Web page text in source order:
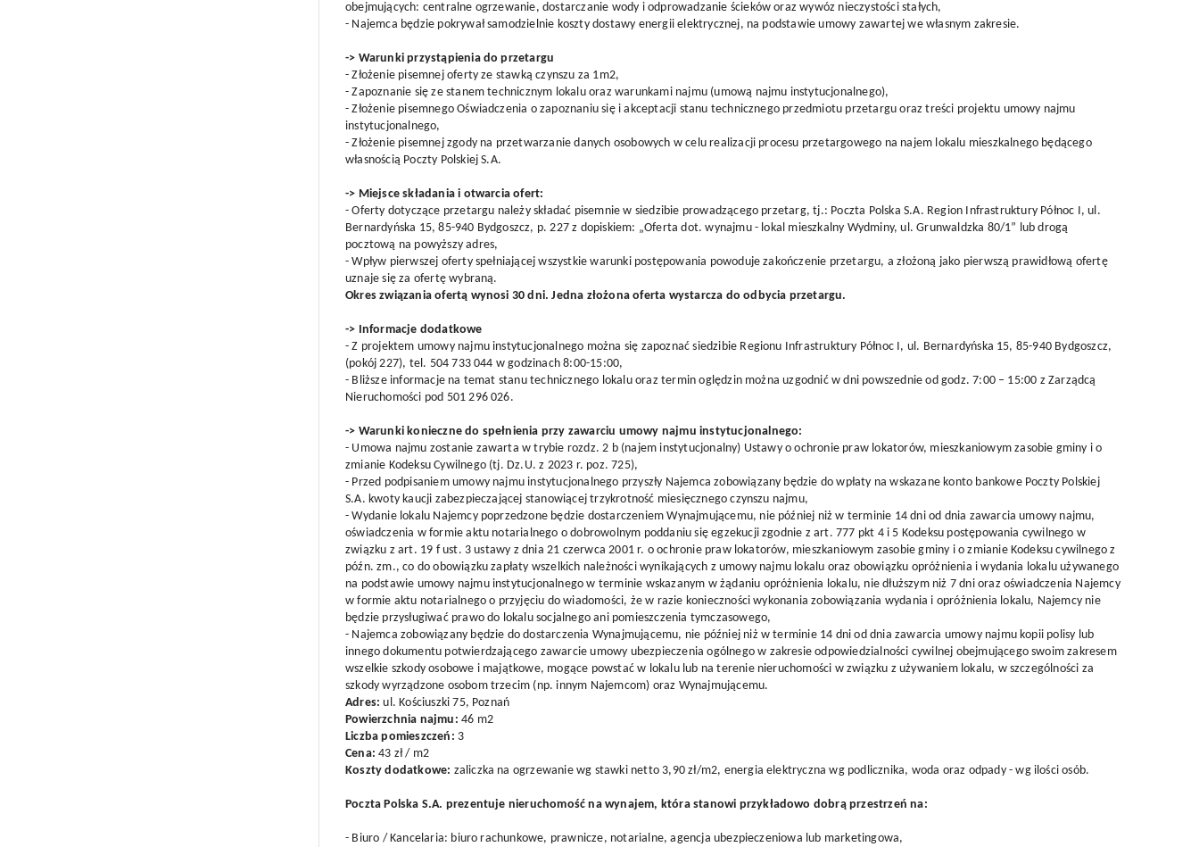
obejmujących: centralne ogrzewanie, dostarczanie wody i odprowadzanie ścieków oraz wywóz nieczystości stałych,
- Najemca będzie pokrywał samodzielnie koszty dostawy energii elektrycznej, na podstawie umowy zawartej we własnym zakresie.
-> Warunki przystąpienia do przetargu
- Złożenie pisemnej oferty ze stawką czynszu za 1m2,
- Zapoznanie się ze stanem technicznym lokalu oraz warunkami najmu (umową najmu instytucjonalnego),
- Złożenie pisemnego Oświadczenia o zapoznaniu się i akceptacji stanu technicznego przedmiotu przetargu oraz treści projektu umowy najmu
instytucjonalnego,
- Złożenie pisemnej zgody na przetwarzanie danych osobowych w celu realizacji procesu przetargowego na najem lokalu mieszkalnego będącego
własnością Poczty Polskiej S.A.
-> Miejsce składania i otwarcia ofert:
- Oferty dotyczące przetargu należy składać pisemnie w siedzibie prowadzącego przetarg, tj.: Poczta Polska S.A. Region Infrastruktury Północ I, ul.
Bernardyńska 15, 85-940 Bydgoszcz, p. 227 z dopiskiem: „Oferta dot. wynajmu - lokal mieszkalny Wydminy, ul. Grunwaldzka 80/1” lub drogą
pocztową na powyższy adres,
- Wpływ pierwszej oferty spełniającej wszystkie warunki postępowania powoduje zakończenie przetargu, a złożoną jako pierwszą prawidłową ofertę
uznaje się za ofertę wybraną.
Okres związania ofertą wynosi 30 dni. Jedna złożona oferta wystarcza do odbycia przetargu.
-> Informacje dodatkowe
- Z projektem umowy najmu instytucjonalnego można się zapoznać siedzibie Regionu Infrastruktury Północ I, ul. Bernardyńska 15, 85-940 Bydgoszcz,
(pokój 227), tel. 504 733 044 w godzinach 8:00-15:00,
- Bliższe informacje na temat stanu technicznego lokalu oraz termin oględzin można uzgodnić w dni powszednie od godz. 7:00 – 15:00 z Zarządcą
Nieruchomości pod 501 296 026.
-> Warunki konieczne do spełnienia przy zawarciu umowy najmu instytucjonalnego:
- Umowa najmu zostanie zawarta w trybie rozdz. 2 b (najem instytucjonalny) Ustawy o ochronie praw lokatorów, mieszkaniowym zasobie gminy i o
zmianie Kodeksu Cywilnego (tj. Dz.U. z 2023 r. poz. 725),
- Przed podpisaniem umowy najmu instytucjonalnego przyszły Najemca zobowiązany będzie do wpłaty na wskazane konto bankowe Poczty Polskiej
S.A. kwoty kaucji zabezpieczającej stanowiącej trzykrotność miesięcznego czynszu najmu,
- Wydanie lokalu Najemcy poprzedzone będzie dostarczeniem Wynajmującemu, nie później niż w terminie 14 dni od dnia zawarcia umowy najmu,
oświadczenia w formie aktu notarialnego o dobrowolnym poddaniu się egzekucji zgodnie z art. 777 pkt 4 i 5 Kodeksu postępowania cywilnego w
związku z art. 19 f ust. 3 ustawy z dnia 21 czerwca 2001 r. o ochronie praw lokatorów, mieszkaniowym zasobie gminy i o zmianie Kodeksu cywilnego z
późn. zm., co do obowiązku zapłaty wszelkich należności wynikających z umowy najmu lokalu oraz obowiązku opróżnienia i wydania lokalu używanego
na podstawie umowy najmu instytucjonalnego w terminie wskazanym w żądaniu opróżnienia lokalu, nie dłuższym niż 7 dni oraz oświadczenia Najemcy
w formie aktu notarialnego o przyjęciu do wiadomości, że w razie konieczności wykonania zobowiązania wydania i opróżnienia lokalu, Najemcy nie
będzie przysługiwać prawo do lokalu socjalnego ani pomieszczenia tymczasowego,
- Najemca zobowiązany będzie do dostarczenia Wynajmującemu, nie później niż w terminie 14 dni od dnia zawarcia umowy najmu kopii polisy lub
innego dokumentu potwierdzającego zawarcie umowy ubezpieczenia ogólnego w zakresie odpowiedzialności cywilnej obejmującego swoim zakresem
wszelkie szkody osobowe i majątkowe, mogące powstać w lokalu lub na terenie nieruchomości w związku z używaniem lokalu, w szczególności za
szkody wyrządzone osobom trzecim (np. innym Najemcom) oraz Wynajmującemu.
Adres: ul. Kościuszki 75, Poznań
Powierzchnia najmu: 46 m2
Liczba pomieszczeń: 3
Cena:43 zł / m2
Koszty dodatkowe: zaliczka na ogrzewanie wg stawki netto 3,90 zł/m2, energia elektryczna wg podlicznika, woda oraz odpady - wg ilości osób.
Poczta Polska S.A. prezentuje nieruchomość na wynajem, która stanowi przykładowo dobrą przestrzeń na:
- Biuro / Kancelaria: biuro rachunkowe, prawnicze, notarialne, agencja ubezpieczeniowa lub marketingowa,